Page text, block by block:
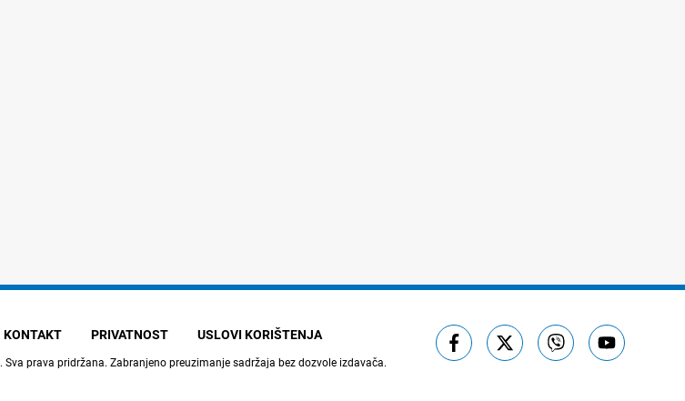
KONTAKT PRIVATNOST USLOVI KORIŠTENJA
. Sva prava pridržana. Zabranjeno preuzimanje sadržaja bez dozvole izdavača.